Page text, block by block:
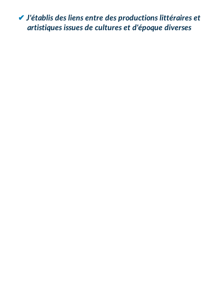
✔ J'établis des liens entre des productions littéraires et
artistiques issues de cultures et d'époque diverses